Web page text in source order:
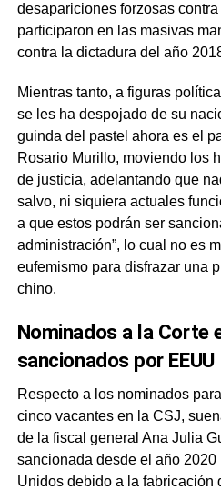
desapariciones forzosas
participaron en las masivas
contra la dictadura del año
Mientras tanto, a figuras
se les ha despojado de su
guinda del pastel ahora es el
Rosario Murillo, moviendo los
de justicia, adelantando que
salvo, ni siquiera actuales
a que estos podrán ser
administración”, lo cual no es
eufemismo para disfrazar una
chino.
Nominados a la Corte
sancionados por EEUU
Respecto a los nominados
cinco vacantes en la CSJ,
de la fiscal general Ana Julia
sancionada desde el año 2020
Unidos debido a la fabricación